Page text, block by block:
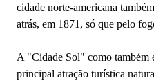
cidade norte-americana
atrás, em 1871, só que pelo
A "Cidade Sol" como também
principal atração turística